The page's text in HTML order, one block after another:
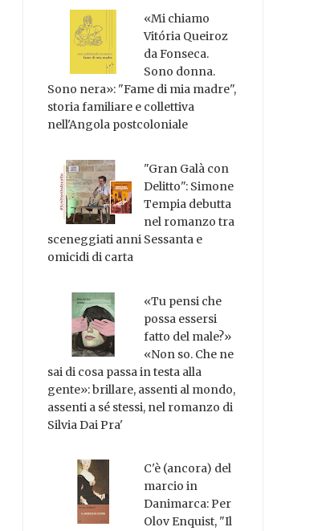
«Mi chiamo
Vitória Queiroz
da Fonseca.
Sono donna.
Sono nera»: "Fame di mia madre",
storia familiare e collettiva
nell'Angola postcoloniale
"Gran Galà con
Delitto": Simone
Tempia debutta
nel romanzo tra
sceneggiati anni Sessanta e
omicidi di carta
«Tu pensi che
possa essersi
fatto del male?»
«Non so. Che ne
sai di cosa passa in testa alla
gente»: brillare, assenti al mondo,
assenti a sé stessi, nel romanzo di
Silvia Dai Pra'
C'è (ancora) del
marcio in
Danimarca: Per
Olov Enquist, "Il